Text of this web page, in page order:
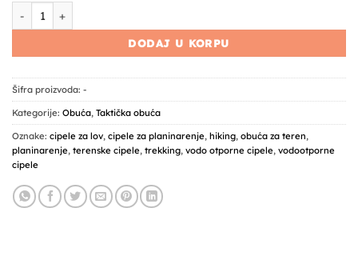
DODAJ U KORPU
Šifra proizvoda: -
Kategorije: Obuća, Taktička obuća
Oznake: cipele za lov, cipele za planinarenje, hiking, obuća za teren,
planinarenje, terenske cipele, trekking, vodo otporne cipele, vodootporne
cipele